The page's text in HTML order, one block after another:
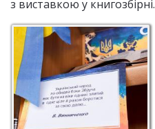
з виставкою у книгозбірні.